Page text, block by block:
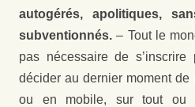
autogérés, apolitiques,
subventionnés.– Tout le
pas nécessaire de
décider au dernier moment
ou en mobile, sur tout ou